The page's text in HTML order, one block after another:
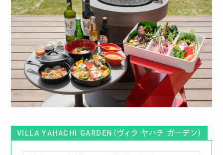
VILLA YAHACHI GARDEN （ヴィラ ヤハチ ガーデン）